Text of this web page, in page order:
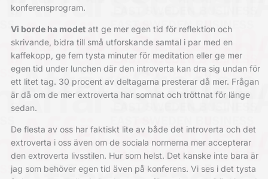
konferensprogram.
Vi borde ha modetatt ge mer egen tid för reflektion och
skrivande, bidra till små utforskande samtal i par med en
kaffekopp, ge fem tysta minuter för meditation eller ge mer
egen tid under lunchen där den introverta kan dra sig undan för
ett litet tag. 30 procent av deltagarna presterar då mer. Frågan
är då om de mer extroverta har somnat och tröttnat för länge
sedan.
De flesta av oss har faktiskt lite av både det introverta och det
extroverta i oss även om de sociala normerna mer ­accepterar
den extroverta livsstilen. Hur som helst. Det kanske inte bara är
jag som behöver egen tid även på konferens. Vi ses i det tysta